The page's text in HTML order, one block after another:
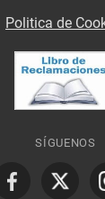
Politica de
SÍGUENOS